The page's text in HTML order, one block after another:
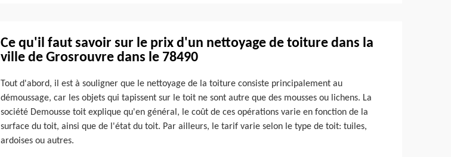
Ce qu'il faut savoir sur le prix d'un nettoyage de toiture dans la
ville de Grosrouvre dans le 78490
Tout d'abord, il est à souligner que le nettoyage de la toiture consiste principalement au
démoussage, car les objets qui tapissent sur le toit ne sont autre que des mousses ou lichens. La
société Demousse toit explique qu'en général, le coût de ces opérations varie en fonction de la
surface du toit, ainsi que de l'état du toit. Par ailleurs, le tarif varie selon le type de toit: tuiles,
ardoises ou autres.